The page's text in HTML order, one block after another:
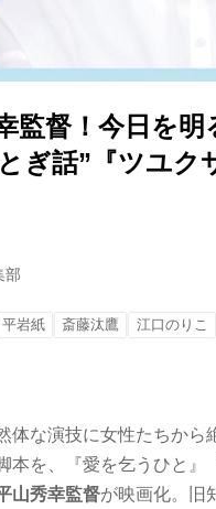
監督！今日を明
ぎ話”『ツユク
部
平岩紙 斎藤汰鷹 江口のりこ
体な演技に女性たちから
本を、『愛を乞うひと』
山秀幸監督が映画化。旧